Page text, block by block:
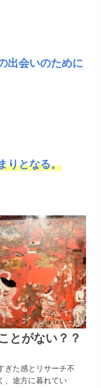
出会いのために
りとなる。